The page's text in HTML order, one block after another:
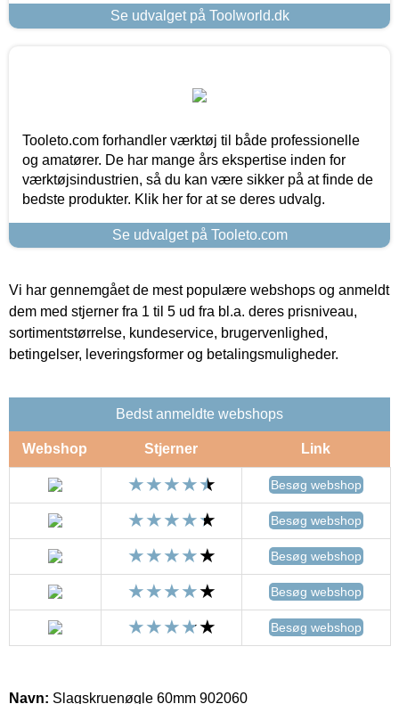
Se udvalget på Toolworld.dk
Tooleto.com forhandler værktøj til både professionelle
og amatører. De har mange års ekspertise inden for
værktøjsindustrien, så du kan være sikker på at finde de
bedste produkter. Klik her for at se deres udvalg.
Se udvalget på Tooleto.com
Vi har gennemgået de mest populære webshops og anmeldt
dem med stjerner fra 1 til 5 ud fra bl.a. deres prisniveau,
sortimentstørrelse, kundeservice, brugervenlighed,
betingelser, leveringsformer og betalingsmuligheder.
Bedst anmeldte webshops
Webshop Stjerner Link
Besøg webshop
Besøg webshop
Besøg webshop
Besøg webshop
Besøg webshop
Navn: Slagskruenøgle 60mm 902060